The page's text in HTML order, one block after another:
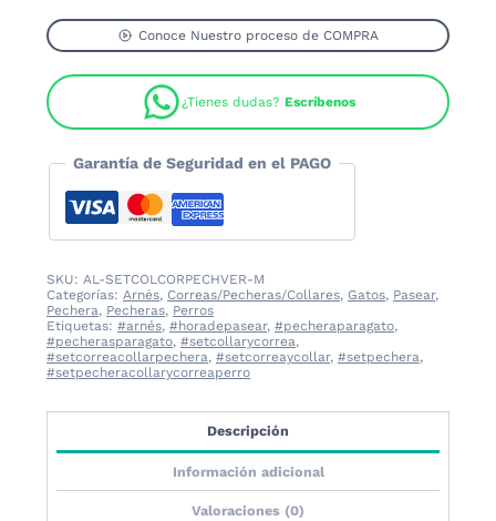
Pechera
Verde
Perros
Conoce Nuestro proceso de COMPRA
¿Tienes dudas? Escríbenos
Garantía de Seguridad en el PAGO
SKU: AL-SETCOLCORPECHVER-M
Categorías: Arnés, Correas/Pecheras/Collares, Gatos, Pasear,
Pechera, Pecheras, Perros
Etiquetas: #arnés, #horadepasear, #pecheraparagato,
#pecherasparagato, #setcollarycorrea,
#setcorreacollarpechera, #setcorreaycollar, #setpechera,
#setpecheracollarycorreaperro
Descripción
Información adicional
Valoraciones (0)